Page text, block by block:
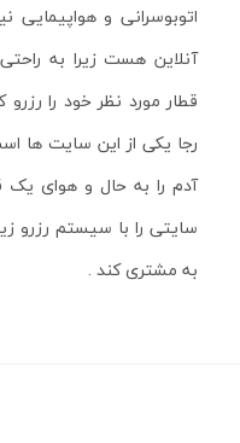
اتوبوسرانی و
آنلاین هست زیرا به راحتی
قطار مورد نظر خود را
رجا یکی از این سایت ها
آدم را به حال و هوای
سایتی را با سیستم رزرو
به مشتری کند .